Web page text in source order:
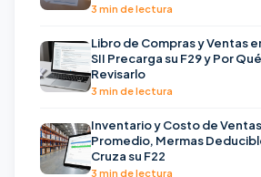
3 min de lectura
Libro de Compras y Ventas
SII Precarga su F29 y Por
Revisarlo
3 min de lectura
Inventario y Costo de Ventas
Promedio, Mermas
Cruza su F22
3 min de lectura